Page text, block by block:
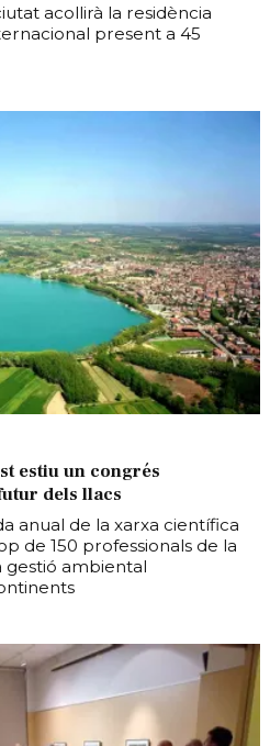
acollirà la residència
present a 45
estiu un congrés
dels llacs
anual de la xarxa científica
de 150 professionals de la
gestió ambiental